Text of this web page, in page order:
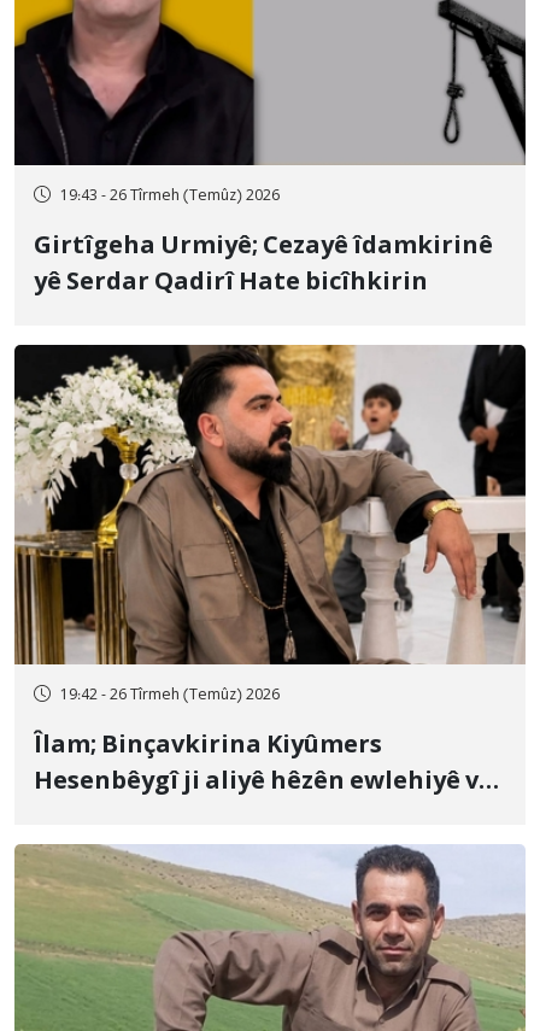
19:43 - 26 Tîrmeh (Temûz) 2026
Girtîgeha Urmiyê; Cezayê îdamkirinê
yê Serdar Qadirî Hate bicîhkirin
19:42 - 26 Tîrmeh (Temûz) 2026
Îlam; Binçavkirina Kiyûmers
Hesenbêygî ji aliyê hêzên ewlehiyê ve